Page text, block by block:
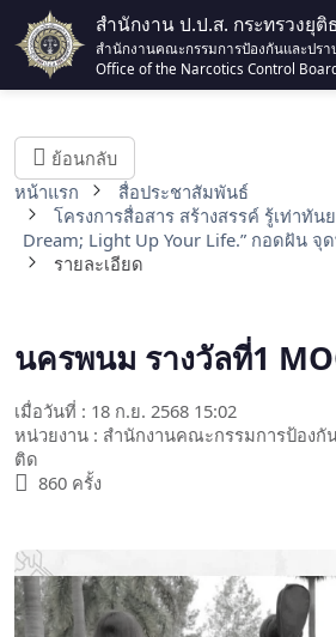
สำนักงาน ป.ป.ส. กระทรวงยุติ
สำนักงานคณะกรรมการป้องกันและปรา
Office of the Narcotics Control
ย้อนกลับ
หน้าแรก
สื่อประชาสัมพันธ์
โครงการสื่อสาร สร้างสรรค์ รู้เท่าทัน
Dream; Light Up Your Life.” กอดฝัน จุ
รายละเอียด
นครพนม รางวัลที่1
เมื่อวันที่ : 18 ก.ย. 2568 15:02
หน่วยงาน : สำนักงานคณะกรรมการป้องกั
ติด
860 ครั้ง